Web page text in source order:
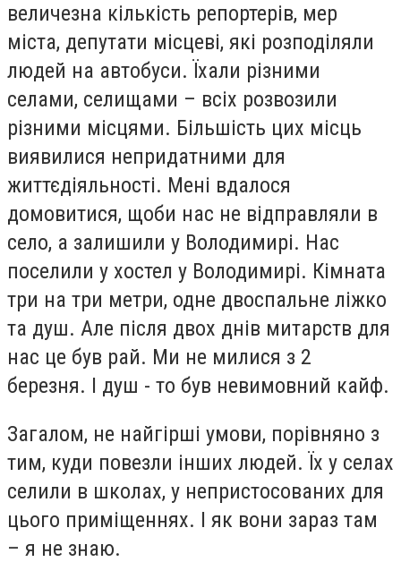
величезна кількість репортерів, мер
міста, депутати місцеві, які розподіляли
людей на автобуси. Їхали різними
селами, селищами – всіх розвозили
різними місцями. Більшість цих місць
виявилися непридатними для
життєдіяльності. Мені вдалося
домовитися, щоби нас не відправляли в
село, а залишили у Володимирі. Нас
поселили у хостел у Володимирі. Кімната
три на три метри, одне двоспальне ліжко
та душ. Але після двох днів митарств для
нас це був рай. Ми не милися з 2
березня. І душ - то був невимовний кайф.
Загалом, не найгірші умови, порівняно з
тим, куди повезли інших людей. Їх у селах
селили в школах, у непристосованих для
цього приміщеннях. І як вони зараз там
– я не знаю.